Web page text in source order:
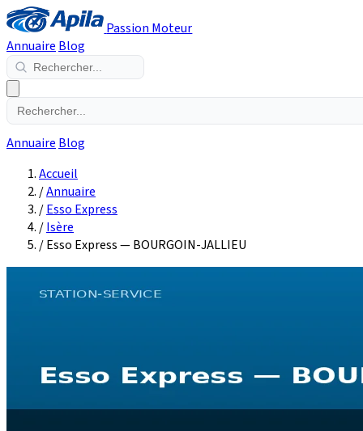
Passion Moteur
Annuaire Blog
Annuaire Blog
Accueil
/Annuaire
/Esso Express
/Isère
/Esso Express — BOURGOIN-JALLIEU